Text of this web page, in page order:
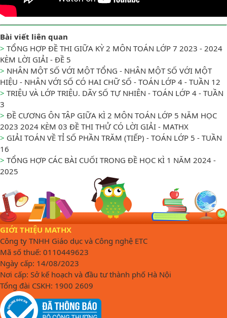
Bài viết liên quan
> TỔNG HỢP ĐỀ THI GIỮA KỲ 2 MÔN TOÁN LỚP 7 2023 - 2024
KÈM LỜI GIẢI - ĐỀ 5
> NHÂN MỘT SỐ VỚI MỘT TỔNG - NHÂN MỘT SỐ VỚI MỘT
HIỆU - NHÂN VỚI SỐ CÓ HAI CHỮ SỐ - TOÁN LỚP 4 - TUẦN 12
> TRIỆU VÀ LỚP TRIỆU. DÃY SỐ TỰ NHIÊN - TOÁN LỚP 4 - TUẦN
3
> ĐỀ CƯƠNG ÔN TẬP GIỮA KÌ 2 MÔN TOÁN LỚP 5 NĂM HỌC
2023 2024 KÈM 03 ĐỀ THI THỬ CÓ LỜI GIẢI - MATHX
> GIẢI TOÁN VỀ TỈ SỐ PHẦN TRĂM (TIẾP) - TOÁN LỚP 5 - TUẦN
16
> TỔNG HỢP CÁC BÀI CUỐI TRONG ĐỀ HỌC KÌ 1 NĂM 2024 -
2025
GIỚI THIỆU MATHX
Công ty TNHH Giáo dục và Công nghệ ETC
Mã số thuế: 0110449623
Ngày cấp: 14/08/2023
Nơi cấp: Sở kế hoạch và đầu tư thành phố Hà Nội
Tổng đài CSKH: 1900 2609